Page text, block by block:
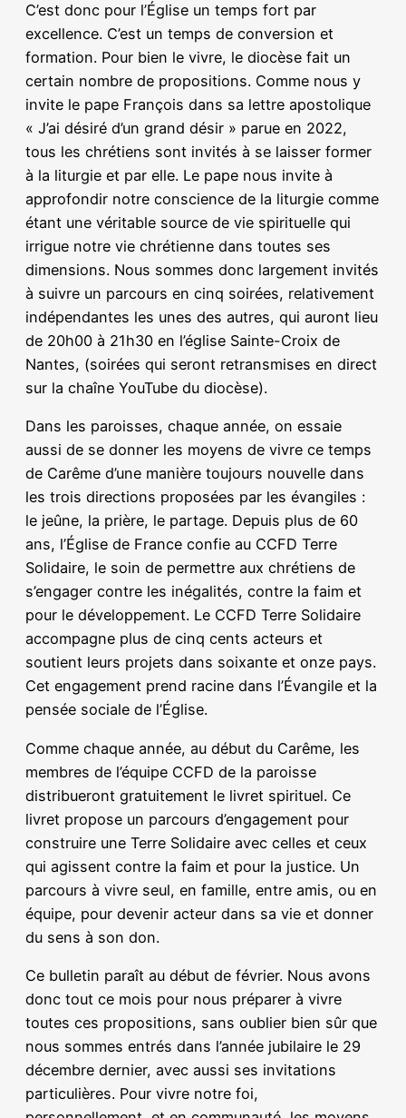
C’est donc pour l’Église un temps fort par
excellence. C’est un temps de conversion et
formation. Pour bien le vivre, le diocèse fait un
certain nombre de propositions. Comme nous y
invite le pape François dans sa lettre apostolique
« J’ai désiré d’un grand désir » parue en 2022,
tous les chrétiens sont invités à se laisser former
à la liturgie et par elle. Le pape nous invite à
approfondir notre conscience de la liturgie comme
étant une véritable source de vie spirituelle qui
irrigue notre vie chrétienne dans toutes ses
dimensions. Nous sommes donc largement invités
à suivre un parcours en cinq soirées, relativement
indépendantes les unes des autres, qui auront lieu
de 20h00 à 21h30 en l’église Sainte-Croix de
Nantes, (soirées qui seront retransmises en direct
sur la chaîne YouTube du diocèse).
Dans les paroisses, chaque année, on essaie
aussi de se donner les moyens de vivre ce temps
de Carême d’une manière toujours nouvelle dans
les trois directions proposées par les évangiles :
le jeûne, la prière, le partage. Depuis plus de 60
ans, l’Église de France confie au CCFD Terre
Solidaire, le soin de permettre aux chrétiens de
s’engager contre les inégalités, contre la faim et
pour le développement. Le CCFD Terre Solidaire
accompagne plus de cinq cents acteurs et
soutient leurs projets dans soixante et onze pays.
Cet engagement prend racine dans l’Évangile et la
pensée sociale de l’Église.
Comme chaque année, au début du Carême, les
membres de l’équipe CCFD de la paroisse
distribueront gratuitement le livret spirituel. Ce
livret propose un parcours d’engagement pour
construire une Terre Solidaire avec celles et ceux
qui agissent contre la faim et pour la justice. Un
parcours à vivre seul, en famille, entre amis, ou en
équipe, pour devenir acteur dans sa vie et donner
du sens à son don.
Ce bulletin paraît au début de février. Nous avons
donc tout ce mois pour nous préparer à vivre
toutes ces propositions, sans oublier bien sûr que
nous sommes entrés dans l’année jubilaire le 29
décembre dernier, avec aussi ses invitations
particulières. Pour vivre notre foi,